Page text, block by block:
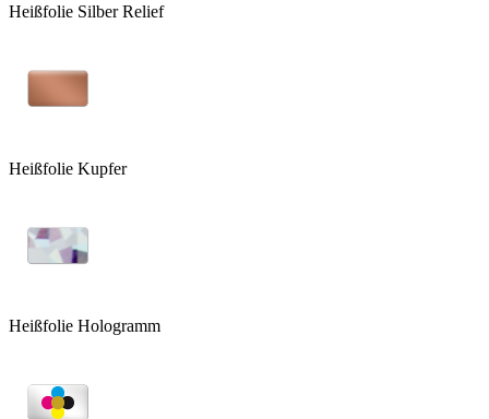
Heißfolie Silber Relief
Heißfolie Kupfer
Heißfolie Hologramm